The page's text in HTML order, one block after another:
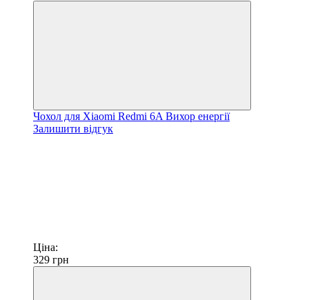
Чохол для Xiaomi Redmi 6A Вихор енергії
Залишити відгук
Ціна:
329 грн